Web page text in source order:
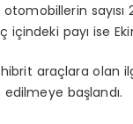
otomobillerin
içindeki payı ise
hibrit araçlara olan
başlandı.